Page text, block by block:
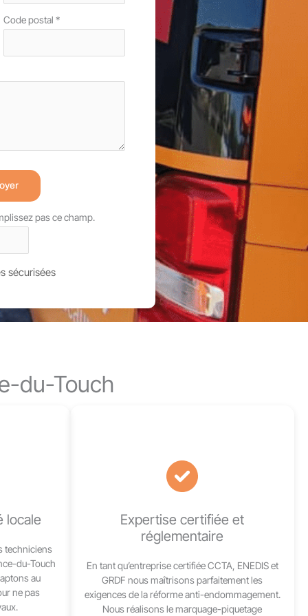
Code postal *
pas ce champ.
sécurisées
du-Touch
locale
techniciens
du-Touch
au
ne pas
Expertise certifiée et
réglementaire
En tant qu’entreprise certifiée CCTA, ENEDIS et
GRDF nous maîtrisons parfaitement les
exigences de la réforme anti-endommagement.
Nous réalisons le marquage-piquetage